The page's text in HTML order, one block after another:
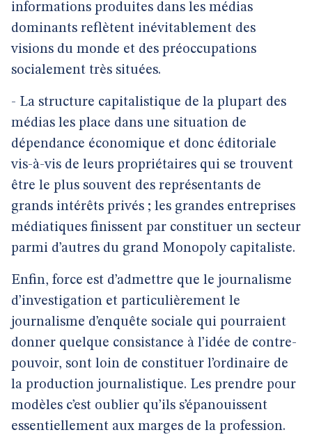
informations produites dans les médias
dominants reflètent inévitablement des
visions du monde et des préoccupations
socialement très situées.
- La structure capitalistique de la plupart des
médias les place dans une situation de
dépendance économique et donc éditoriale
vis-à-vis de leurs propriétaires qui se trouvent
être le plus souvent des représentants de
grands intérêts privés ; les grandes entreprises
médiatiques finissent par constituer un secteur
parmi d’autres du grand Monopoly capitaliste.
Enfin, force est d’admettre que le journalisme
d’investigation et particulièrement le
journalisme d’enquête sociale qui pourraient
donner quelque consistance à l’idée de contre-
pouvoir, sont loin de constituer l’ordinaire de
la production journalistique. Les prendre pour
modèles c’est oublier qu’ils s’épanouissent
essentiellement aux marges de la profession.